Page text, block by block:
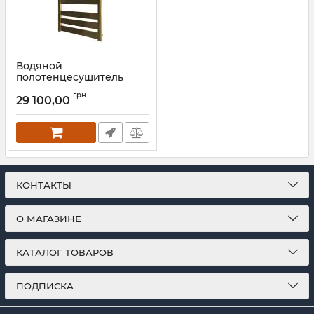
Водяной
полотенцесушитель
770х530/500 золото
Артикул:1.7.044605.P-G
29 100,00 грн
КОНТАКТЫ
О МАГАЗИНЕ
КАТАЛОГ ТОВАРОВ
ПОДПИСКА